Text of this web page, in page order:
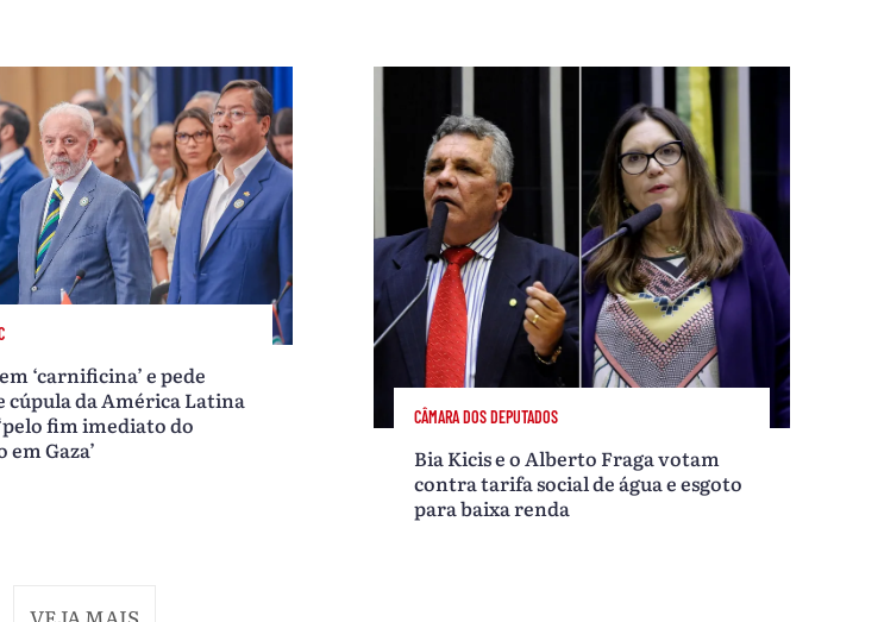
‘carnificina’ e pede
cúpula da América Latina
fim imediato do
Gaza’
CÂMARA DOS DEPUTADOS
Bia Kicis e o Alberto Fraga votam
contra tarifa social de água e esgoto
para baixa renda